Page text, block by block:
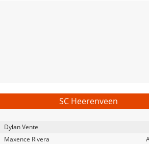
SC Heerenveen
Dylan Vente
Maxence Rivera